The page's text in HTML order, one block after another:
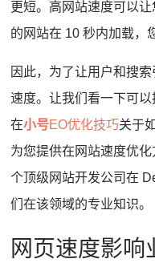
更短。 高网站速度可以
的网站在 10 秒内加载，
因此，为了让用户和搜
速度。让我们看一下可
在小号EO优化技巧关于
为您提供在网站速度优
个顶级网站开发公司在
们在该领域的专业知识。
网页速度影响